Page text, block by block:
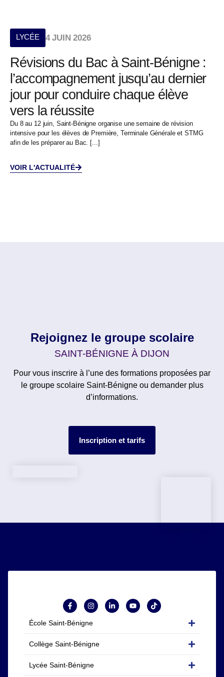
LYCÉE 4 JUIN 2026
Révisions du Bac à Saint-Bénigne :
l’accompagnement jusqu’au dernier
jour pour conduire chaque élève
vers la réussite
Du 8 au 12 juin, Saint-Bénigne organise une semaine de révision
intensive pour les élèves de Première, Terminale Générale et STMG
afin de les préparer au Bac. [...]
VOIR L'ACTUALITÉ
Rejoignez le groupe scolaire
SAINT-BÉNIGNE À DIJON
Pour vous inscrire à l’une des formations proposées par
le groupe scolaire Saint-Bénigne ou demander plus
d’informations.
Inscription et tarifs
École Saint-Bénigne
Collège Saint-Bénigne
Lycée Saint-Bénigne